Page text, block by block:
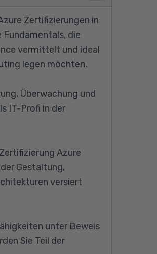
Zertifizierungen in
Fundamentals, die
vermittelt und ideal
legen möchten.
Überwachung und
IT-Profi in der
Azure
Gestaltung,
versiert
unter Beweis
Sie Teil der